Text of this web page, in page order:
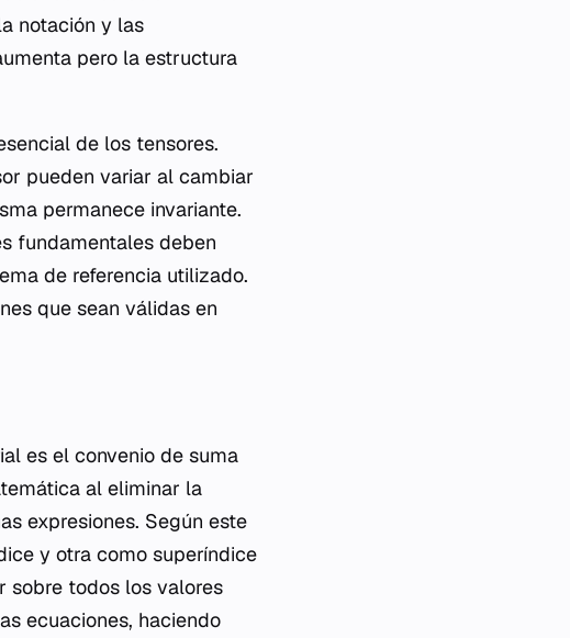
notación y las
pero la estructura
de los tensores.
pueden variar al cambiar
permanece invariante.
fundamentales deben
de referencia utilizado.
que sean válidas en
es el convenio de suma
al eliminar la
expresiones. Según este
y otra como superíndice
sobre todos los valores
ecuaciones, haciendo